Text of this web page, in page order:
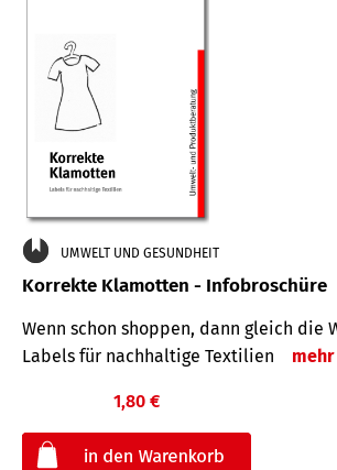
UMWELT UND GESUNDHEIT
Korrekte Klamotten - Infobroschüre
Wenn schon shoppen, dann gleich die
Labels für nachhaltige Textilien
mehr
1,80 €